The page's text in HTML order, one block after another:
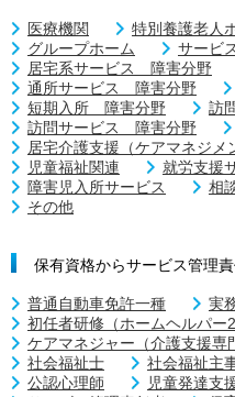
医療機関 特別養護老人
グループホーム
サービ
居宅系サービス 障害分野
通所サービス 障害分野
短期入所 障害分野
訪
訪問サービス 障害分野
居宅介護支援（ケアマネジメ
児童福祉関連
就労支援
障害児入所サービス
相
その他
保有資格からサービス管理
普通自動車免許一種
実
初任者研修（ホームヘルパー2
ケアマネジャー（介護支援専
社会福祉士
社会福祉主
公認心理師
児童発達支